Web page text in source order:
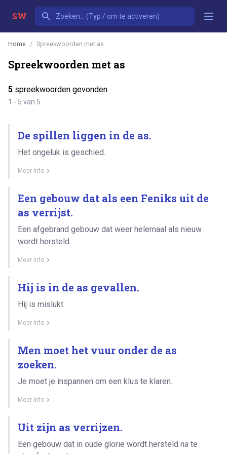
SW
Home Spreekwoorden met as
Spreekwoorden met as
5 spreekwoorden gevonden
1 - 5 van 5
De spillen liggen in de as.
Het ongeluk is geschied.
Meer info
Een gebouw dat als een Feniks uit de
as verrijst.
Een afgebrand gebouw dat weer helemaal als nieuw
wordt hersteld.
Meer info
Hij is in de as gevallen.
Hij is mislukt.
Meer info
Men moet het vuur onder de as
zoeken.
Je moet je inspannen om een klus te klaren.
Meer info
Uit zijn as verrijzen.
Een gebouw dat in oude glorie wordt hersteld na te